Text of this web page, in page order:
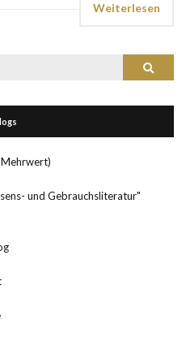
Weiterlesen
Suchen
und Gebrauchsliteratur"